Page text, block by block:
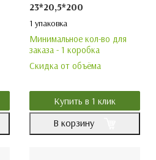
23*20,5*200
1 упаковка
Минимальное кол-во для
заказа - 1 коробка
Скидка от объёма
Купить в 1 клик
В корзину